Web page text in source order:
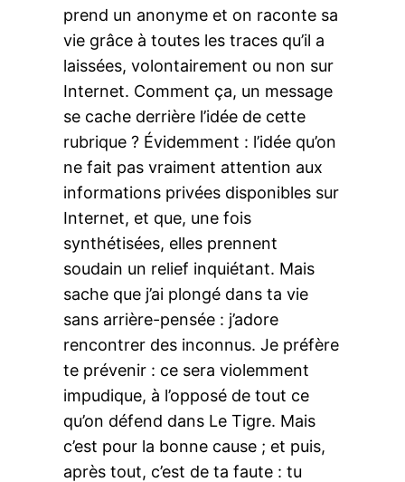
prend un anonyme et on raconte sa
vie grâce à toutes les traces qu’il a
laissées, volontairement ou non sur
Internet. Comment ça, un message
se cache derrière l’idée de cette
rubrique ? Évidemment : l’idée qu’on
ne fait pas vraiment attention aux
informations privées disponibles sur
Internet, et que, une fois
synthétisées, elles prennent
soudain un relief inquiétant. Mais
sache que j’ai plongé dans ta vie
sans arrière-pensée : j’adore
rencontrer des inconnus. Je préfère
te prévenir : ce sera violemment
impudique, à l’opposé de tout ce
qu’on défend dans Le Tigre. Mais
c’est pour la bonne cause ; et puis,
après tout, c’est de ta faute : tu